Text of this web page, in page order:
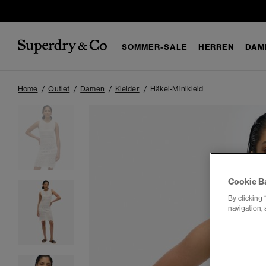
SOMMER-SALE HERREN
Home Outlet Damen Kleider Häkel-Minikleid
Cookie
By clicking
navigation,